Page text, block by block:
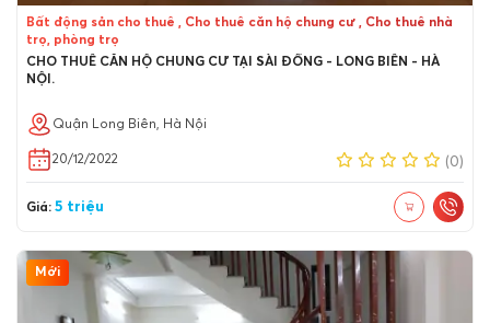
Bất động sản cho thuê , Cho thuê căn hộ chung cư , Cho thuê nhà
trọ, phòng trọ
CHO THUÊ CĂN HỘ CHUNG CƯ TẠI SÀI ĐỒNG - LONG BIÊN - HÀ
NỘI.
Quận Long Biên, Hà Nội
20/12/2022 (0)
Giá: 5 triệu
Mới